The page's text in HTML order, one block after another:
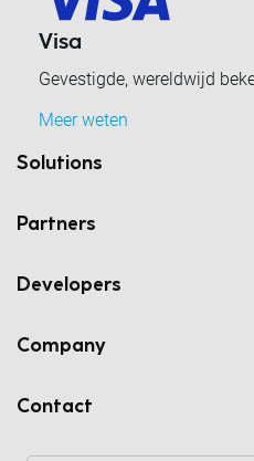
Visa
Gevestigde, wereldwijd
Meer weten
Solutions
Partners
Developers
Company
Contact